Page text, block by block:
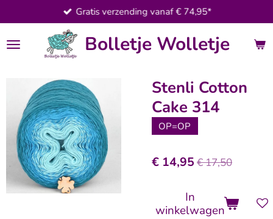
direct
naar
de
Bolletje Wolletje
Gratis verzending vanaf € 74,95*
Stenli Cotton
Cake 314
OP=OP
€ 14,95 € 17,50
In
winkelwagen